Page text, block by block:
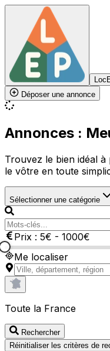
Déposer une annonce
Annonces :
Trouvez le bien idéal
le vôtre en toute
Sélectionner une catégorie
Prix : 5€ - 1000€
Me localiser
Toute la France
Rechercher
Réinitialiser les critères de